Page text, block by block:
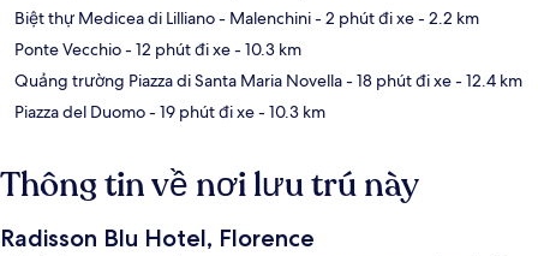
Biệt thự Medicea di Lilliano - Malenchini- 2 phút đi xe- 2.2 km
Ponte Vecchio- 12 phút đi xe- 10.3 km
Quảng trường Piazza di Santa Maria Novella- 18 phút đi xe- 12.4 km
Piazza del Duomo- 19 phút đi xe- 10.3 km
Thông tin về nơi lưu trú này
Radisson Blu Hotel, Florence